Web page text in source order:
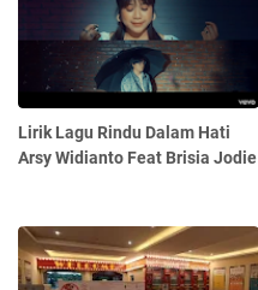
Lirik Lagu Rindu Dalam Hati
Arsy Widianto Feat Brisia Jodie